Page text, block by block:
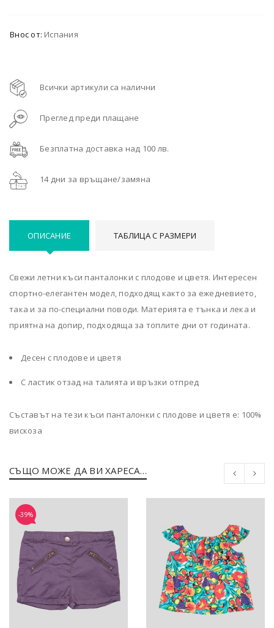
Внос от: Испания
Всички артикули са налични
Преглед преди плащане
Безплатна доставка над 100 лв.
14 дни за връщане/замяна
ОПИСАНИЕ ТАБЛИЦА С РАЗМЕРИ
Свежи летни къси панталонки с плодове и цветя. Интересен
спортно-елегантен модел, подходящ както за ежедневието,
така и за по-специални поводи. Материята е тънка и лека и
приятна на допир, подходяща за топлите дни от годината.
Десен с плодове и цветя
С ластик отзад на талията и връзки отпред
Съставът на тези къси панталонки с плодове и цветя е: 100%
вискоза
СЪЩО МОЖЕ ДА ВИ ХАРЕСА…
-39%